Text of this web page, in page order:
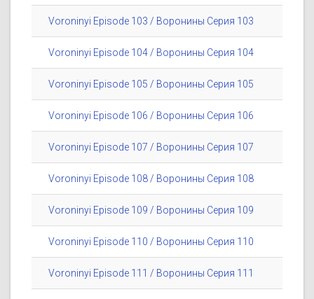
Voroninyi Episode 103 / Воронины Серия 103
Voroninyi Episode 104 / Воронины Серия 104
Voroninyi Episode 105 / Воронины Серия 105
Voroninyi Episode 106 / Воронины Серия 106
Voroninyi Episode 107 / Воронины Серия 107
Voroninyi Episode 108 / Воронины Серия 108
Voroninyi Episode 109 / Воронины Серия 109
Voroninyi Episode 110 / Воронины Серия 110
Voroninyi Episode 111 / Воронины Серия 111